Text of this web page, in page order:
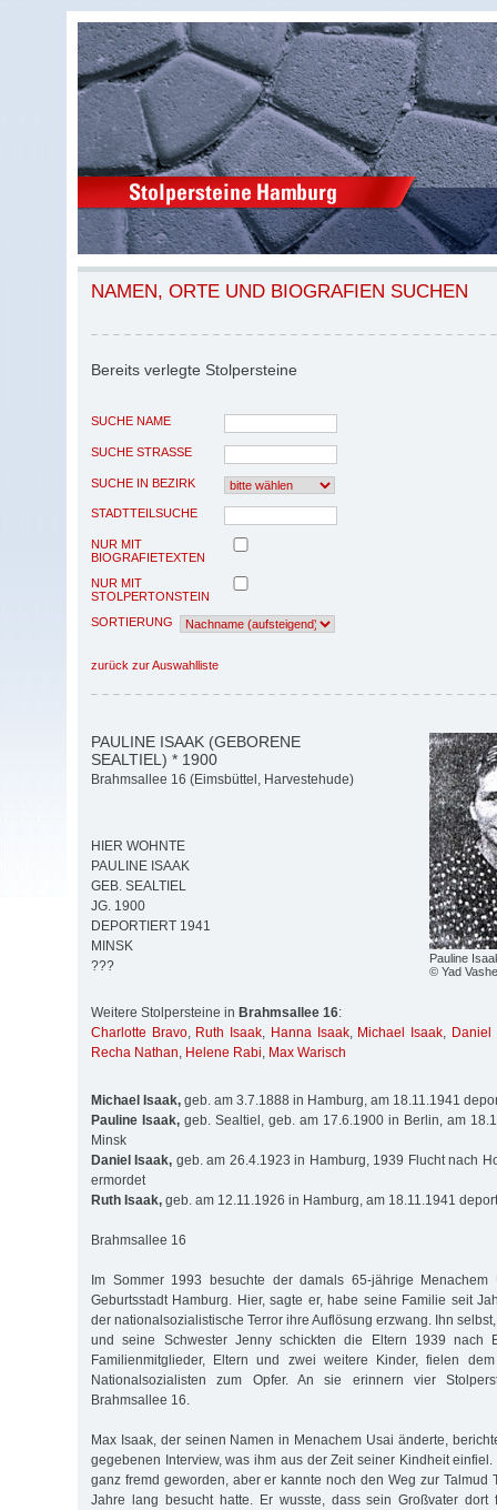
NAMEN, ORTE UND BIOGRAFIEN SUCHEN
Bereits verlegte Stolpersteine
SUCHE NAME
SUCHE STRASSE
SUCHE IN BEZIRK
STADTTEILSUCHE
NUR MIT
BIOGRAFIETEXTEN
NUR MIT
STOLPERTONSTEIN
SORTIERUNG
zurück zur Auswahlliste
Pauline
© Yad
PAULINE ISAAK (GEBORENE
SEALTIEL) * 1900
Brahmsallee 16 (Eimsbüttel, Harvestehude)
HIER WOHNTE
PAULINE ISAAK
GEB. SEALTIEL
JG. 1900
DEPORTIERT 1941
MINSK
???
Weitere Stolpersteine in Brahmsallee 16:
Charlotte Bravo, Ruth Isaak, Hanna Isaak, Michael Isaak, Daniel
Recha Nathan, Helene Rabi, Max Warisch
Michael Isaak, geb. am 3.7.1888 in Hamburg, am 18.11.1941
Pauline Isaak, geb. Sealtiel, geb. am 17.6.1900 in Berlin, am
Minsk
Daniel Isaak, geb. am 26.4.1923 in Hamburg, 1939 Flucht nach
ermordet
Ruth Isaak, geb. am 12.11.1926 in Hamburg, am 18.11.1941
Brahmsallee 16
Im Sommer 1993 besuchte der damals 65-jährige
Geburtsstadt Hamburg. Hier, sagte er, habe seine Familie seit
der nationalsozialistische Terror ihre Auflösung erzwang. Ihn
und seine Schwester Jenny schickten die Eltern 1939 nach
Familienmitglieder, Eltern und zwei weitere Kinder, fielen
Nationalsozialisten zum Opfer. An sie erinnern vier
Brahmsallee 16.
Max Isaak, der seinen Namen in Menachem Usai änderte,
gegebenen Interview, was ihm aus der Zeit seiner Kindheit
ganz fremd geworden, aber er kannte noch den Weg zur Talmud
Jahre lang besucht hatte. Er wusste, dass sein Großvater